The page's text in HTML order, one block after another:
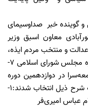
و گوینده خبر صداوسیمای
نورآبادی معاون اسبق وزیر
و منتخب مردم ایذه،
باغ‌ملک، دزپارت و صیدون در دوازدهمین دوره مجلس شورای اسلامی ۷-
در دوازدهمین دوره
مجلس شورای اسلامیبازرسان جمعیت هم به شرح ذیل انتخاب شدند:۱-